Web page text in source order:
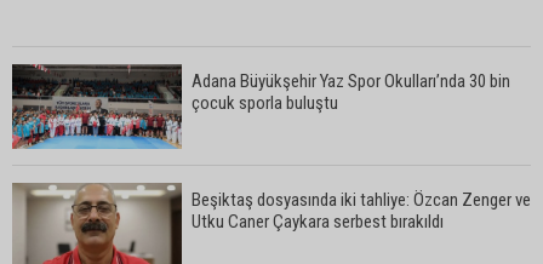
Adana Büyükşehir Yaz Spor Okulları’nda 30 bin
çocuk sporla buluştu
Beşiktaş dosyasında iki tahliye: Özcan Zenger ve
Utku Caner Çaykara serbest bırakıldı